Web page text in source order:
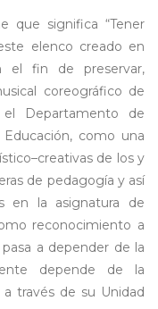
que significa “Tener
elenco creado en
el fin de preservar,
coreográfico de
Departamento de
como una
de los y
de pedagogía y así
en la asignatura de
reconocimiento a
a depender de la
depende de la
través de su Unidad